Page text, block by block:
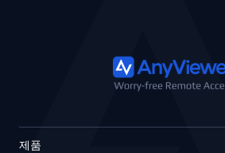
제품